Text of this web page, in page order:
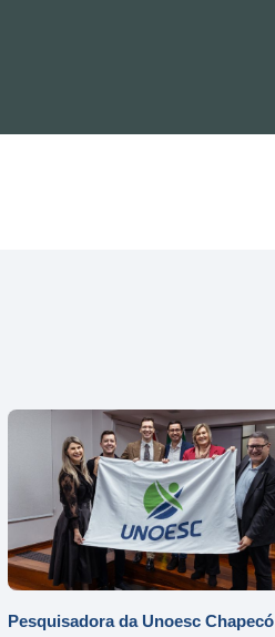
Pesquisadora da Unoesc Chapecó